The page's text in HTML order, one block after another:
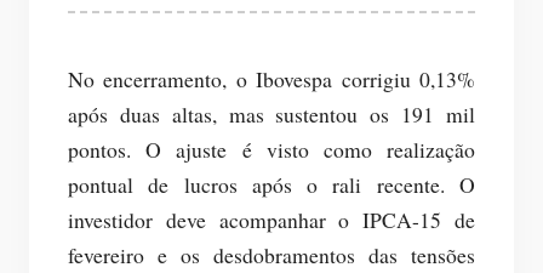
No encerramento, o Ibovespa corrigiu 0,13%
após duas altas, mas sustentou os 191 mil
pontos. O ajuste é visto como realização
pontual de lucros após o rali recente. O
investidor deve acompanhar o IPCA-15 de
fevereiro e os desdobramentos das tensões